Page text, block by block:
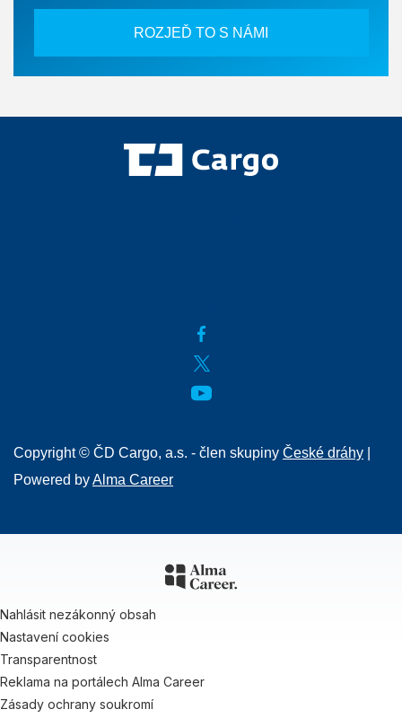
ROZJEĎ TO S NÁMI
Copyright © ČD Cargo, a.s. - člen skupiny České dráhy
Powered byAlma Career
Nahlásit nezákonný obsah
Nastavení cookies
Transparentnost
Reklama na portálech Alma Career
Zásady ochrany soukromí